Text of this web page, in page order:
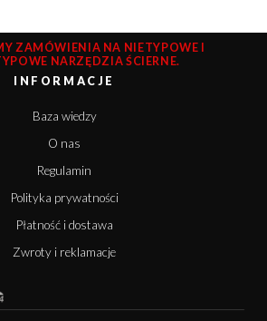
ZAMÓWIENIA NA NIETYPOWE I
NARZĘDZIA ŚCIERNE.
INFORMACJE
Baza wiedzy
O nas
Regulamin
Polityka prywatności
Płatność i dostawa
Zwroty i reklamacje